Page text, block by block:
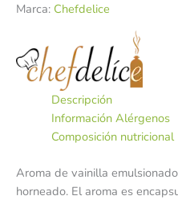
Marca: Chefdelice
Descripción
Información Alérgenos
Composición nutricional
Aroma de vainilla
horneado. El aroma es